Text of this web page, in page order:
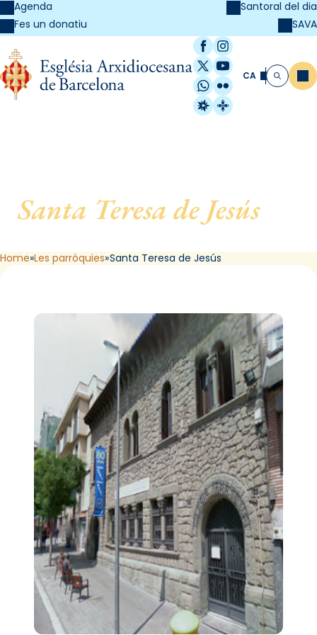
Agenda
Fes un donatiu
Santoral del dia
SAVA
Facebook
Instagram
X / Twitter
YouTube
WhatsApp
Flickr
Radio Estel
Catalunya
CA Cerca
Santa Teresa de Jesús, de
Barcelona
Home Les parròquies Santa Teresa de Jesús